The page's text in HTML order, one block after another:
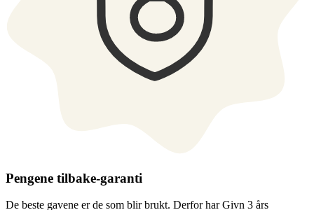
Pengene tilbake-garanti
De beste gavene er de som blir brukt. Derfor har Givn 3 års